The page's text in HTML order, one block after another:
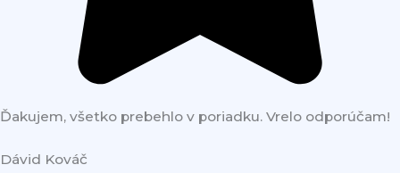
Ďakujem, všetko prebehlo v poriadku. Vrelo odporúčam!
Dávid Kováč